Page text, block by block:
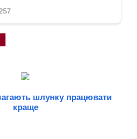
шлунку працювати
краще